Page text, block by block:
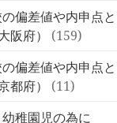
偏差値や内申点と
阪府）
(159)
偏差値や内申点と
都府）
(11)
稚園児の為に